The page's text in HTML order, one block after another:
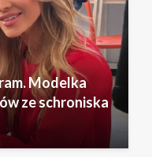
Modelka
ze schroniska